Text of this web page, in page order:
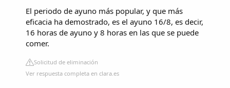
El periodo de ayuno más popular, y que más
eficacia ha demostrado, es el ayuno 16/8, es decir,
16 horas de ayuno y 8 horas en las que se puede
comer.
Solicitud de eliminación
Ver respuesta completa en clara.es